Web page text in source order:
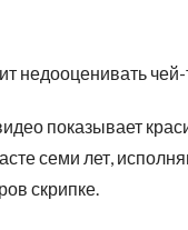
недооценивать
показывает
семи лет,
скрипке.